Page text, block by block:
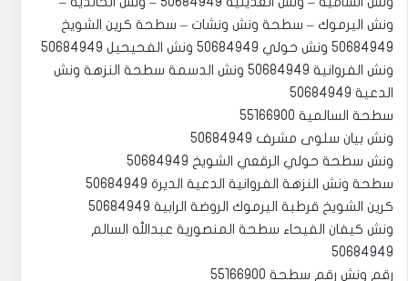
ونش اليرموك – سطحة ونش ونشات – سطحة كرين الشويخ
50684949 ونش حولي 50684949 ونش الفحيحيل 50684949
ونش الفروانية 50684949 ونش الدسمة سطحة النزهة ونش
الدعية 50684949
سطحة السالمية 55166900
‏‎ونش كيفان الفيحاء سطحة المنصورية عبدالله السالم
50684949
رقم ونش رقم سطحة 55166900